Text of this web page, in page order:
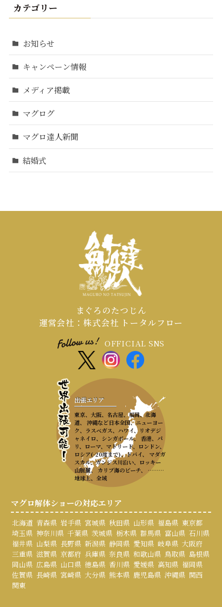
カテゴリー
お知らせ
キャンペーン情報
メディア掲載
マグログ
マグロ達人新聞
結婚式
まぐろのたつじん
運営会社：株式会社 トータルフロー
OFFICIAL SNS
出張エリア
東京、大阪、名古屋、福岡、北海
道、 沖縄など日本全国、ニューヨー
ク、ラスベガス、ハワイ、リオデジ
ャネイロ、シンガポール、 香港、パ
リ、ローマ、マドリード、ロンドン、
ロシア(-20度まで)、ドバイ、 マダガ
スカル、ガンジス川沿い、ロッキー
山脈麓、 カリブ海のビーチ、 ………
地球上、全域
マグロ解体ショーの対応エリア
北海道 青森県 岩手県 宮城県 秋田県 山形県 福島県 東京都
埼玉県 神奈川県 千葉県 茨城県 栃木県 群馬県 富山県 石川県
福井県 山梨県 長野県 新潟県 静岡県 愛知県 岐阜県 大阪府
三重県 滋賀県 京都府 兵庫県 奈良県 和歌山県 鳥取県 島根県
岡山県 広島県 山口県 徳島県 香川県 愛媛県 高知県 福岡県
佐賀県 長崎県 宮崎県 大分県 熊本県 鹿児島県 沖縄県 関西
関東